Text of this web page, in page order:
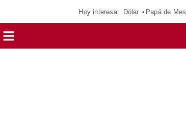
Hoy interesa: Dólar Papá de